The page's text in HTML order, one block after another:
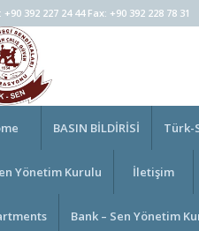
392 227 24 44 Fax: +90 392 228 78 31
BASIN BİLDİRİSİ Türk-
Yönetim Kurulu İletişim
Bank – Sen Yönetim